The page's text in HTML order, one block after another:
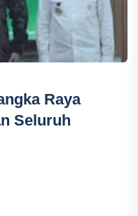
Raya
Seluruh